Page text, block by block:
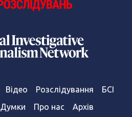
Відео Розслідування
БСІ
Думки Про нас Архів